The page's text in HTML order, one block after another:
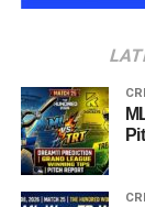
कर्मियों के साथ भी